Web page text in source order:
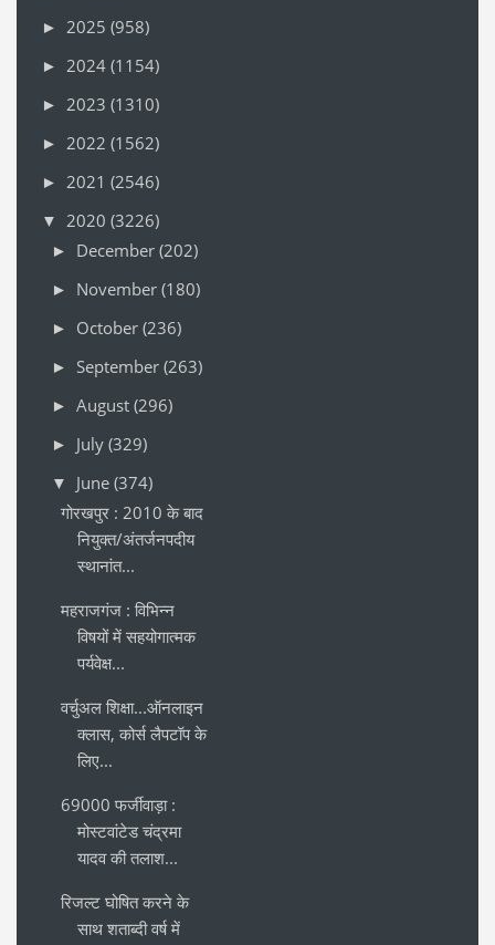
► 2025 (958)
► 2024 (1154)
► 2023 (1310)
► 2022 (1562)
► 2021 (2546)
▼ 2020 (3226)
► December (202)
► November (180)
► October (236)
► September (263)
► August (296)
► July (329)
▼ June (374)
गोरखपुर : 2010 के बाद
नियुक्त/अंतर्जनपदीय
स्थानांत...
महराजगंज : विभिन्न
विषयों में सहयोगात्मक
पर्यवेक्ष...
वर्चुअल शिक्षा...ऑनलाइन
क्लास, कोर्स लैपटॉप के
लिए...
69000 फर्जीवाड़ा :
मोस्टवांटेड चंद्रमा
यादव की तलाश...
रिजल्ट घोषित करने के
साथ शताब्दी वर्ष में